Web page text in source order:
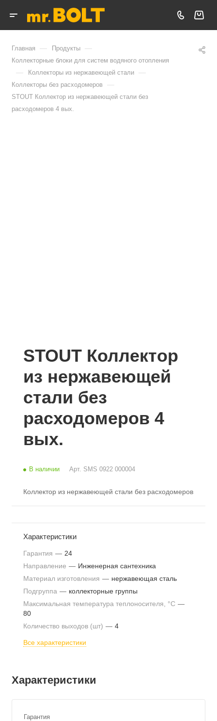
Главная — Продукты —
Коллекторные блоки для систем водяного отопления
— Коллекторы из нержавеющей стали —
Коллекторы без расходомеров —
STOUT Коллектор из нержавеющей стали без
расходомеров 4 вых.
STOUT Коллектор
из нержавеющей
стали без
расходомеров 4
вых.
В наличии Арт. SMS 0922 000004
Коллектор из нержавеющей стали без расходомеров
Характеристики
Гарантия — 24
Направление — Инженерная сантехника
Материал изготовления — нержавеющая сталь
Подгруппа — коллекторные группы
Максимальная температура теплоносителя, °С —
80
Количество выходов (шт) — 4
Все характеристики
Характеристики
Гарантия